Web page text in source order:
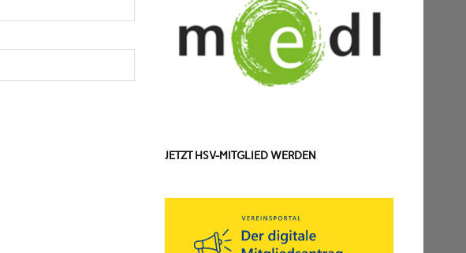
JETZT HSV-MITGLIED WERDEN